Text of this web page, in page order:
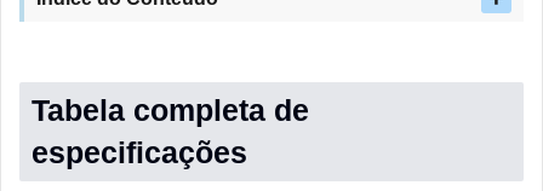
Tabela completa de
especificações